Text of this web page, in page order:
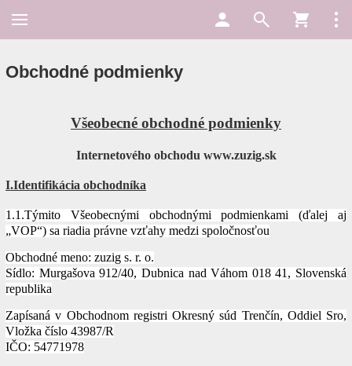
Obchodné podmienky
Všeobecné obchodné podmienky
Internetového obchodu www.zuzig.sk
I.Identifikácia obchodníka
1.1.Týmito Všeobecnými obchodnými podmienkami (ďalej aj
„VOP“) sa riadia právne vzťahy medzi spoločnosťou
Obchodné meno: zuzig s. r. o.
Sídlo: Murgašova 912/40, Dubnica nad Váhom 018 41, Slovenská
republika
Zapísaná v Obchodnom registri Okresný súd Trenčín, Oddiel Sro,
Vložka číslo 43987/R
IČO: 54771978